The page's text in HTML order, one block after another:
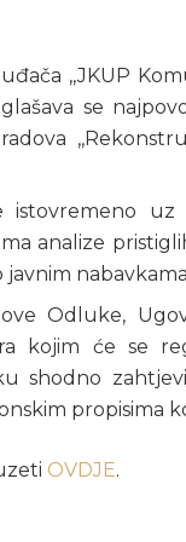
,,JKUP
se
istovremeno
analize
javnim
ove Odluke,
kojim će se
shodno
propisima
OVDJE.